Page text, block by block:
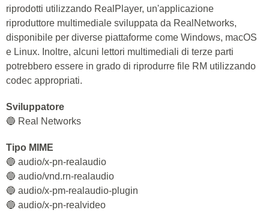
riprodotti utilizzando RealPlayer, un'applicazione
riproduttore multimediale sviluppata da RealNetworks,
disponibile per diverse piattaforme come Windows, macOS
e Linux. Inoltre, alcuni lettori multimediali di terze parti
potrebbero essere in grado di riprodurre file RM utilizzando
codec appropriati.
Sviluppatore
🔵 Real Networks
Tipo MIME
🔵 audio/x-pn-realaudio
🔵 audio/vnd.rn-realaudio
🔵 audio/x-pm-realaudio-plugin
🔵 audio/x-pn-realvideo